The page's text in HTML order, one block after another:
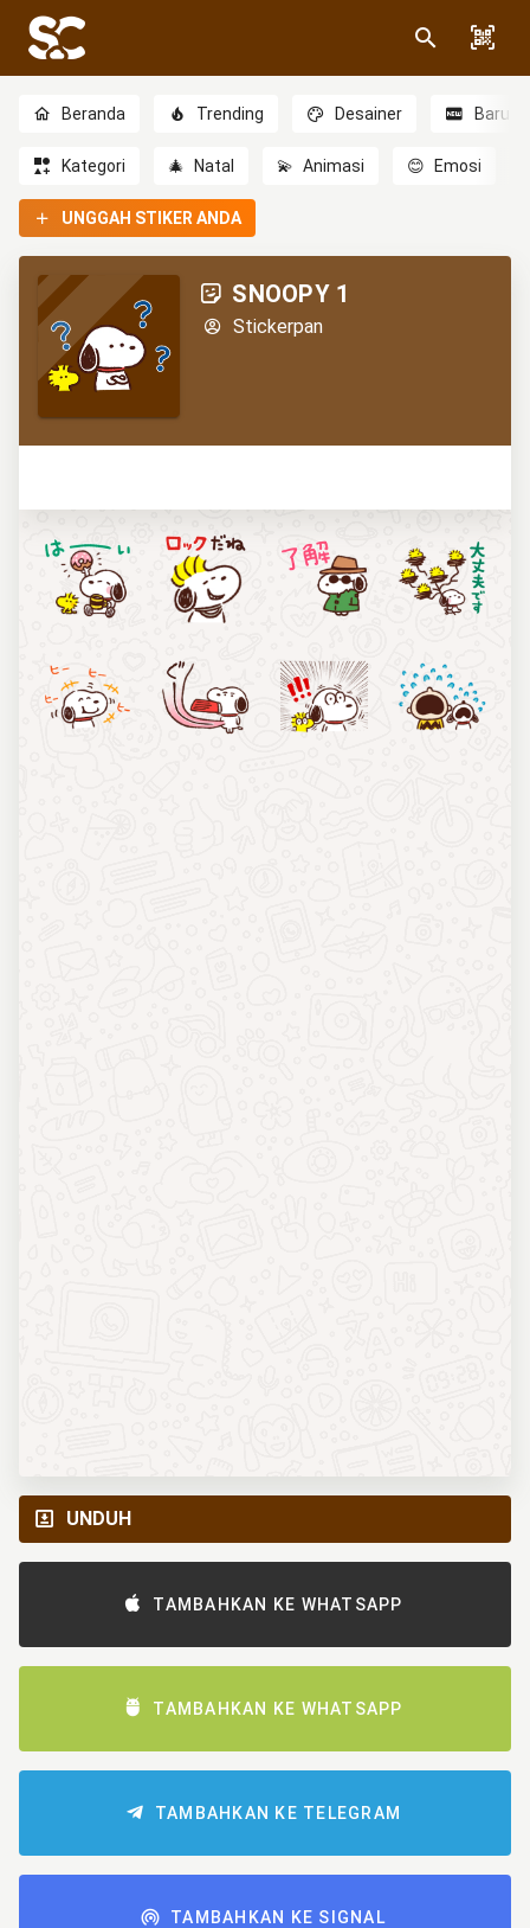
Beranda Trending Desainer Baru
Kategori 🎄 Natal 💫 Animasi 😊 Emosi
UNGGAH STIKER ANDA
SNOOPY 1
Stickerpan
UNDUH
TAMBAHKAN KE WHATSAPP
TAMBAHKAN KE WHATSAPP
TAMBAHKAN KE TELEGRAM
TAMBAHKAN KE SIGNAL